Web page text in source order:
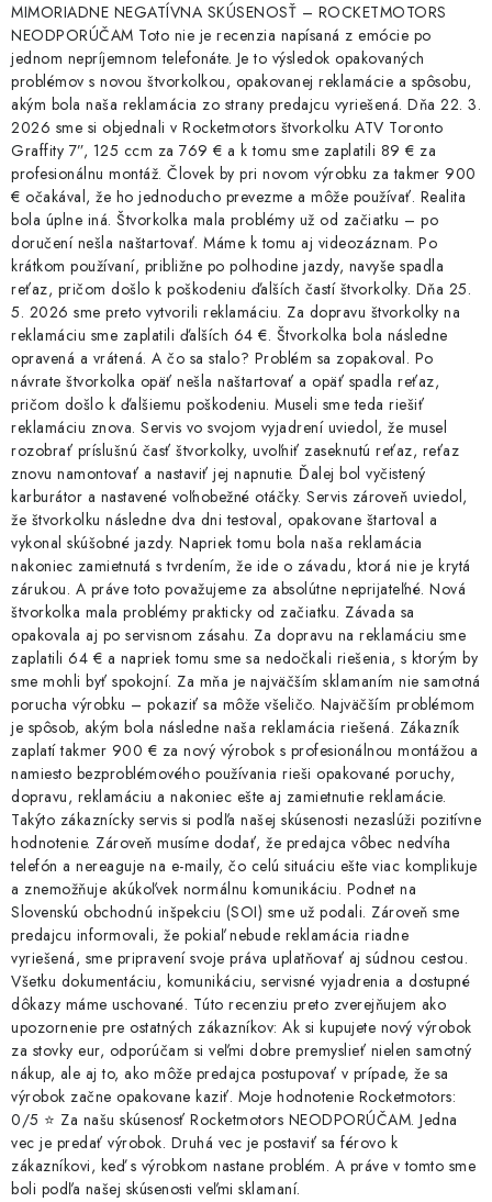
MIMORIADNE NEGATÍVNA SKÚSENOSŤ – ROCKETMOTORS
NEODPORÚČAM Toto nie je recenzia napísaná z emócie po
jednom nepríjemnom telefonáte. Je to výsledok opakovaných
problémov s novou štvorkolkou, opakovanej reklamácie a spôsobu,
akým bola naša reklamácia zo strany predajcu vyriešená. Dňa 22. 3.
2026 sme si objednali v Rocketmotors štvorkolku ATV Toronto
Graffity 7”, 125 ccm za 769 € a k tomu sme zaplatili 89 € za
profesionálnu montáž. Človek by pri novom výrobku za takmer 900
€ očakával, že ho jednoducho prevezme a môže používať. Realita
bola úplne iná. Štvorkolka mala problémy už od začiatku – po
doručení nešla naštartovať. Máme k tomu aj videozáznam. Po
krátkom používaní, približne po polhodine jazdy, navyše spadla
reťaz, pričom došlo k poškodeniu ďalších častí štvorkolky. Dňa 25.
5. 2026 sme preto vytvorili reklamáciu. Za dopravu štvorkolky na
reklamáciu sme zaplatili ďalších 64 €. Štvorkolka bola následne
opravená a vrátená. A čo sa stalo? Problém sa zopakoval. Po
návrate štvorkolka opäť nešla naštartovať a opäť spadla reťaz,
pričom došlo k ďalšiemu poškodeniu. Museli sme teda riešiť
reklamáciu znova. Servis vo svojom vyjadrení uviedol, že musel
rozobrať príslušnú časť štvorkolky, uvoľniť zaseknutú reťaz, reťaz
znovu namontovať a nastaviť jej napnutie. Ďalej bol vyčistený
karburátor a nastavené voľnobežné otáčky. Servis zároveň uviedol,
že štvorkolku následne dva dni testoval, opakovane štartoval a
vykonal skúšobné jazdy. Napriek tomu bola naša reklamácia
nakoniec zamietnutá s tvrdením, že ide o závadu, ktorá nie je krytá
zárukou. A práve toto považujeme za absolútne neprijateľné. Nová
štvorkolka mala problémy prakticky od začiatku. Závada sa
opakovala aj po servisnom zásahu. Za dopravu na reklamáciu sme
zaplatili 64 € a napriek tomu sme sa nedočkali riešenia, s ktorým by
sme mohli byť spokojní. Za mňa je najväčším sklamaním nie samotná
porucha výrobku – pokaziť sa môže všeličo. Najväčším problémom
je spôsob, akým bola následne naša reklamácia riešená. Zákazník
zaplatí takmer 900 € za nový výrobok s profesionálnou montážou a
namiesto bezproblémového používania rieši opakované poruchy,
dopravu, reklamáciu a nakoniec ešte aj zamietnutie reklamácie.
Takýto zákaznícky servis si podľa našej skúsenosti nezaslúži pozitívne
hodnotenie. Zároveň musíme dodať, že predajca vôbec nedvíha
telefón a nereaguje na e-maily, čo celú situáciu ešte viac komplikuje
a znemožňuje akúkoľvek normálnu komunikáciu. Podnet na
Slovenskú obchodnú inšpekciu (SOI) sme už podali. Zároveň sme
predajcu informovali, že pokiaľ nebude reklamácia riadne
vyriešená, sme pripravení svoje práva uplatňovať aj súdnou cestou.
Všetku dokumentáciu, komunikáciu, servisné vyjadrenia a dostupné
dôkazy máme uschované. Túto recenziu preto zverejňujem ako
upozornenie pre ostatných zákazníkov: Ak si kupujete nový výrobok
za stovky eur, odporúčam si veľmi dobre premyslieť nielen samotný
nákup, ale aj to, ako môže predajca postupovať v prípade, že sa
výrobok začne opakovane kaziť. Moje hodnotenie Rocketmotors:
0/5 ⭐ Za našu skúsenosť Rocketmotors NEODPORÚČAM. Jedna
vec je predať výrobok. Druhá vec je postaviť sa férovo k
zákazníkovi, keď s výrobkom nastane problém. A práve v tomto sme
boli podľa našej skúsenosti veľmi sklamaní.